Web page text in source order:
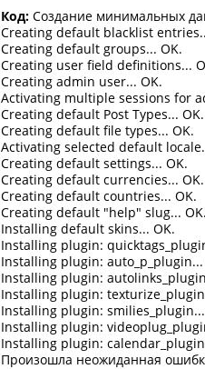
Код: Создание минимальных
Creating default blacklist
Creating default groups... OK.
Creating user field definitions...
Creating admin user... OK.
Activating multiple sessions for
Creating default Post Types... OK.
Creating default file types... OK.
Activating selected default
Creating default settings... OK.
Creating default currencies... OK.
Creating default countries... OK.
Creating default "help" slug... OK.
Installing default skins... OK.
Installing plugin:
Installing plugin: auto_p_plugin...
Installing plugin:
Installing plugin:
Installing plugin:
Installing plugin:
Installing plugin:
Произошла неожиданная